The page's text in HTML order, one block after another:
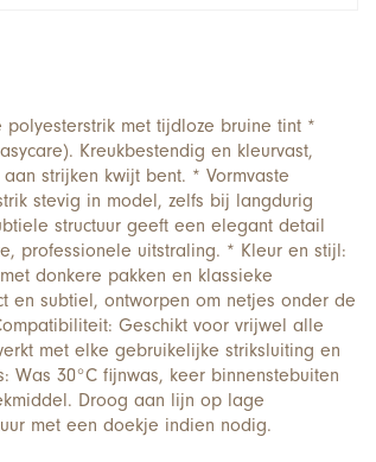
polyesterstrik met tijdloze bruine tint *
Kreukbestendig en kleurvast,
strijken kwijt bent. * Vormvaste
stevig in model, zelfs bij langdurig
structuur geeft een elegant detail
professionele uitstraling. * Kleur en stijl:
donkere pakken en klassieke
en subtiel, ontworpen om netjes onder de
Geschikt voor vrijwel alle
met elke gebruikelijke striksluiting en
Was 30°C fijnwas, keer binnenstebuiten
Droog aan lijn op lage
met een doekje indien nodig.